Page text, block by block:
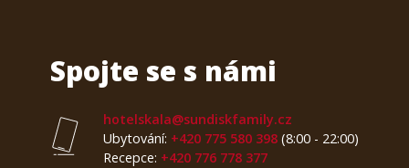
Spojte se s námi
hotelskala@sundiskfamily.cz
Ubytování: +420 775 580 398 (8:00 - 22:00)
Recepce: +420 776 778 377